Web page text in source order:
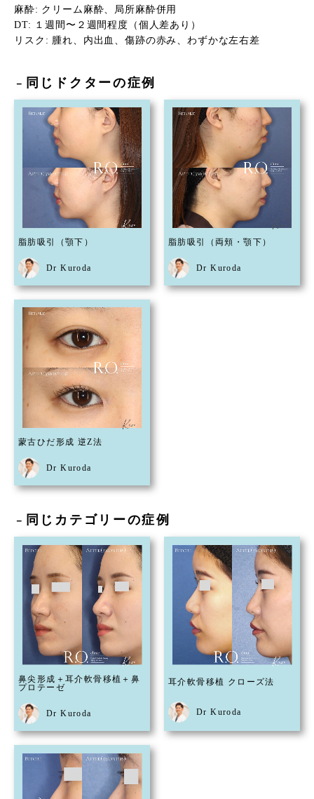
麻酔: クリーム麻酔、局所麻酔併用
DT: １週間〜２週間程度（個人差あり）
リスク: 腫れ、内出血、傷跡の赤み、わずかな左右差
－ 同じドクターの症例
脂肪吸引（顎下）
Dr Kuroda
脂肪吸引（両頬・顎下）
Dr Kuroda
蒙古ひだ形成 逆Z法
Dr Kuroda
－ 同じカテゴリーの症例
鼻尖形成＋耳介軟骨移植＋鼻
プロテーゼ
Dr Kuroda
耳介軟骨移植 クローズ法
Dr Kuroda